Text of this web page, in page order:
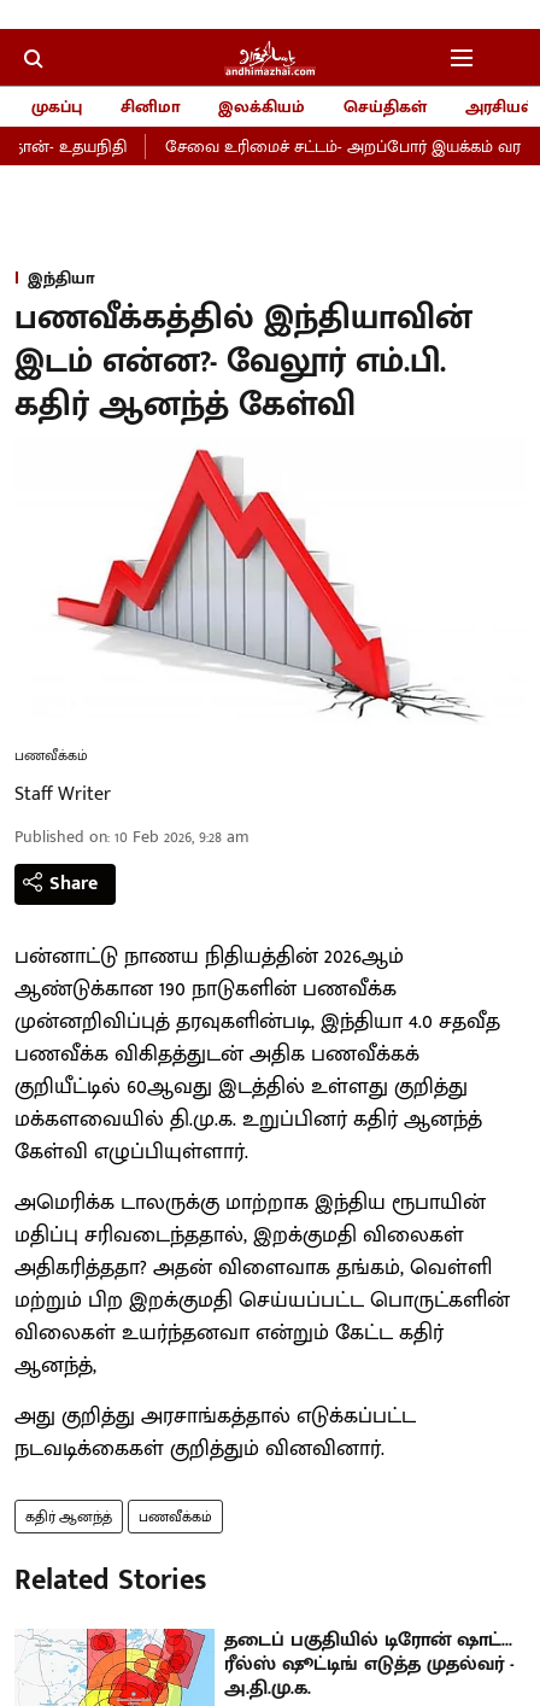
முகப்பு சினிமா இலக்கியம் செய்திகள்
அரசியல்
உதயநிதி
சேவை உரிமைச் சட்டம்- அறப்போர் இயக்கம்
இந்தியா
பணவீக்கத்தில் இந்தியாவின்
இடம் என்ன?- வேலூர் எம்.பி.
கதிர் ஆனந்த் கேள்வி
பணவீக்கம்
Staff Writer
Published on:10 Feb 2026, 9:28 am
Share
பன்னாட்டு நாணய நிதியத்தின் 2026ஆம்
ஆண்டுக்கான 190 நாடுகளின் பணவீக்க
முன்னறிவிப்புத் தரவுகளின்படி, இந்தியா 4.0 சதவீத
பணவீக்க விகிதத்துடன் அதிக பணவீக்கக்
குறியீட்டில் 60ஆவது இடத்தில் உள்ளது குறித்து
மக்களவையில் தி.மு.க. உறுப்பினர் கதிர் ஆனந்த்
கேள்வி எழுப்பியுள்ளார்.
அமெரிக்க டாலருக்கு மாற்றாக இந்திய ரூபாயின்
மதிப்பு சரிவடைந்ததால், இறக்குமதி விலைகள்
அதிகரித்ததா? அதன் விளைவாக தங்கம், வெள்ளி
மற்றும் பிற இறக்குமதி செய்யப்பட்ட பொருட்களின்
விலைகள் உயர்ந்தனவா என்றும் கேட்ட கதிர்
ஆனந்த்,
அது குறித்து அரசாங்கத்தால் எடுக்கப்பட்ட
நடவடிக்கைகள் குறித்தும் வினவினார்.
கதிர் ஆனந்த் பணவீக்கம்
Related Stories
தடைப் பகுதியில் டிரோன் ஷாட்...
ரீல்ஸ் ஷூட்டிங் எடுத்த முதல்வர் -
அ.தி.மு.க.